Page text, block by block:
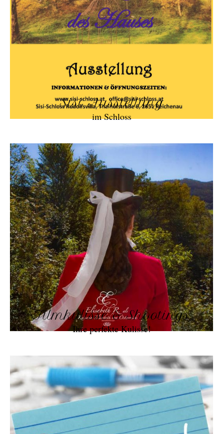
Sisi Ausstellung
im Schloss
Filmkulisse & Shootings
Ihre perfekte Kulisse!